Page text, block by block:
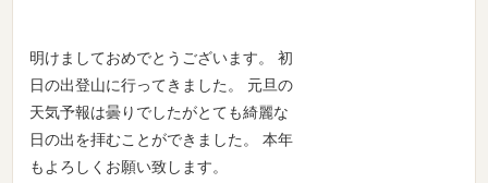
明けましておめでとうございます。 初
日の出登山に行ってきました。 元旦の
天気予報は曇りでしたがとても綺麗な
日の出を拝むことができました。 本年
もよろしくお願い致します。